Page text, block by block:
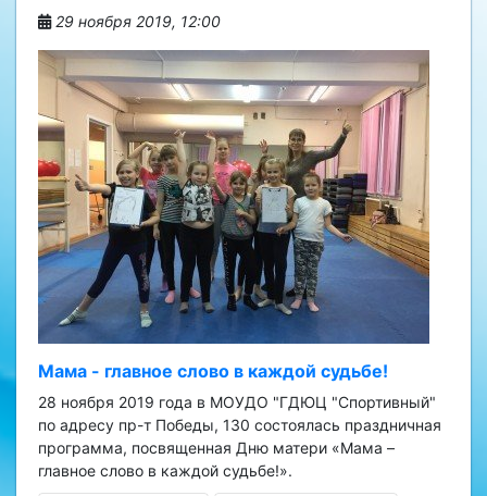
29 ноября 2019, 12:00
Мама - главное слово в каждой судьбе!
28 ноября 2019 года в МОУДО "ГДЮЦ "Спортивный"
по адресу пр-т Победы, 130 состоялась праздничная
программа, посвященная Дню матери «Мама –
главное слово в каждой судьбе!».